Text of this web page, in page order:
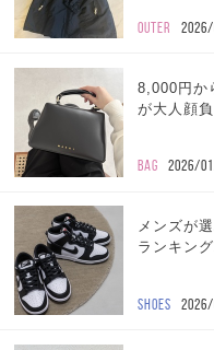
OUTER
8,000円か
が大人顔
BAG 2026/
メンズが
ランキン
SHOES